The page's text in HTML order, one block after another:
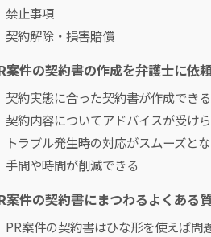
禁止事項
契約解除・損害賠償
案件の契約書の作成を弁護士に依
契約実態に合った契約書が作成できる
契約内容についてアドバイスが受け
トラブル発生時の対応がスムーズと
手間や時間が削減できる
案件の契約書にまつわるよくある
PR案件の契約書はひな形を使えば問